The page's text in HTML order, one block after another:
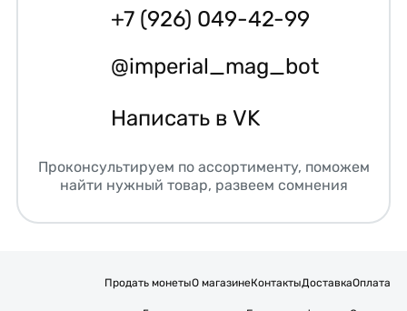
+7 (926) 049-42-99
@imperial_mag_bot
Написать в VK
Проконсультируем по ассортименту, поможем
найти нужный товар, развеем сомнения
Продать монетыО магазинеКонтактыДоставкаОплата